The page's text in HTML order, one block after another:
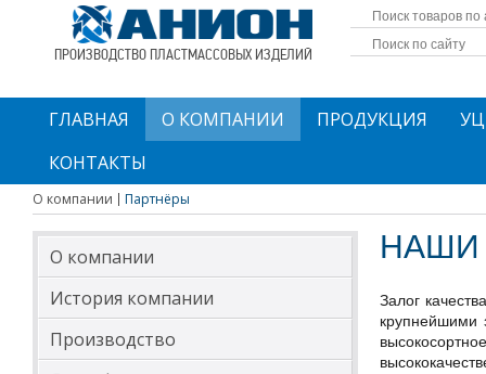
ПРОИЗВОДСТВО ПЛАСТМАССОВЫХ ИЗДЕЛИЙ
ГЛАВНАЯ О КОМПАНИИ ПРОДУКЦИЯ
КОНТАКТЫ
О компании Партнёры
О компании
История компании
Производство
НАШИ
Залог
крупнейшими